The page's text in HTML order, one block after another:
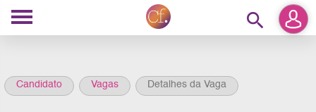
search
Candidato Vagas Detalhes da Vaga